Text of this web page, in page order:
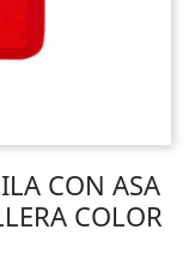
CON ASA
COLOR